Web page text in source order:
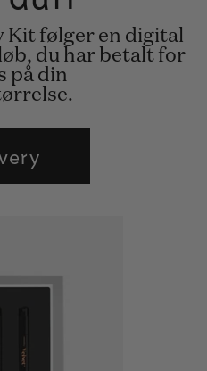
Kit følger en digital
du har betalt for
på din